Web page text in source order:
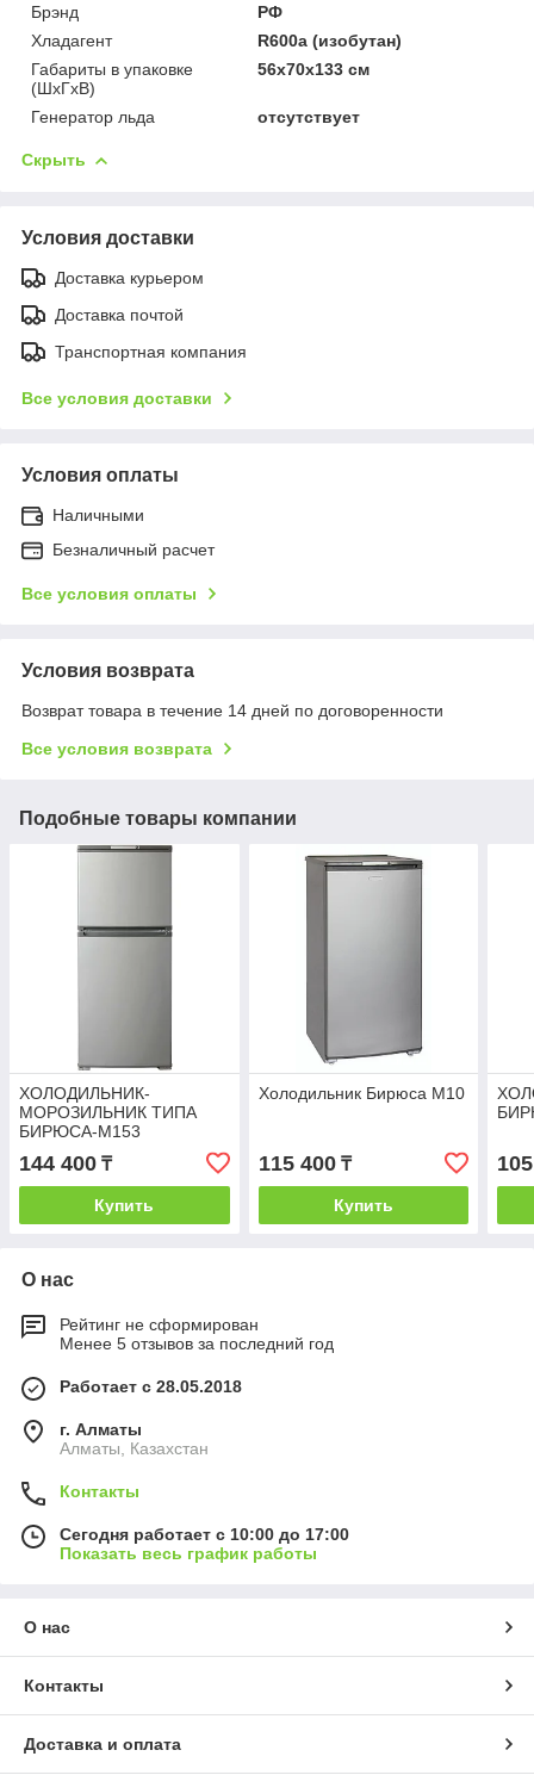
Брэнд
РФ
Хладагент
R600a (изобутан)
Габариты в упаковке
(ШхГхВ)
56х70х133 см
Генератор льда отсутствует
Скрыть
Условия доставки
Доставка курьером
Доставка почтой
Транспортная компания
Все условия доставки
Условия оплаты
Наличными
Безналичный расчет
Все условия оплаты
Условия возврата
Возврат товара в течение 14 дней по договоренности
Все условия возврата
Подобные товары компании
ХОЛОДИЛЬНИК-
МОРОЗИЛЬНИК ТИПА
БИРЮСА-M153
144 400 ₸
Купить
Холодильник Бирюса M10
115 400₸
Купить
О нас
Рейтинг не сформирован
Менее 5 отзывов за последний год
Работает с 28.05.2018
г. Алматы
Алматы, Казахстан
Контакты
Сегодня работает с 10:00 до 17:00
Показать весь график работы
О нас
Контакты
Доставка и оплата